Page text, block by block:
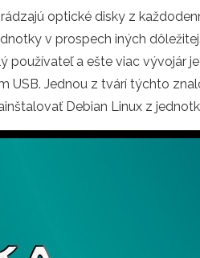
optické disky z
v prospech iných
používateľ a ešte viac vývojár
USB. Jednou z tvárí týchto
Debian Linux z